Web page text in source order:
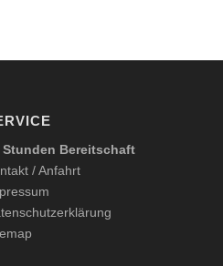
Stunden Bereitschaft
/ Anfahrt